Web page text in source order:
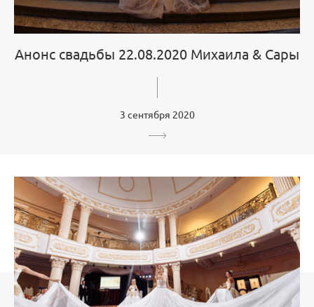
Анонс свадьбы 22.08.2020 Михаила & Сары
3 сентября 2020